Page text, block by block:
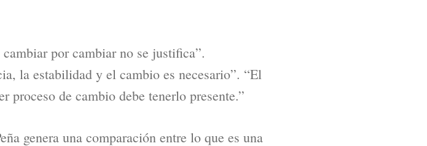
por cambiar no se justifica”.
la estabilidad y el cambio es necesario”. “El
proceso de cambio debe tenerlo presente.”
genera una comparación entre lo que es una